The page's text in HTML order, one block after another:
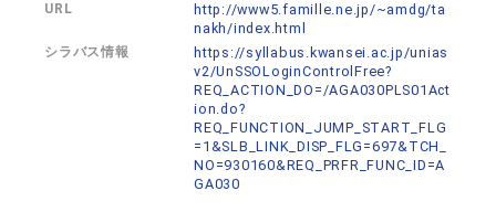
URL
http://www5.famille.ne.jp/~amdg/ta
nakh/index.html
シラバス情報
https://syllabus.kwansei.ac.jp/unias
v2/UnSSOLoginControlFree?
REQ_ACTION_DO=/AGA030PLS01Act
ion.do?
REQ_FUNCTION_JUMP_START_FLG
=1&SLB_LINK_DISP_FLG=697&TCH_
NO=930160&REQ_PRFR_FUNC_ID=A
GA030